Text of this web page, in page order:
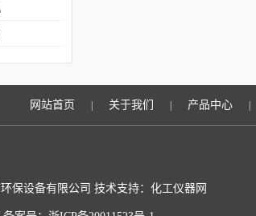
网站首页 关于我们 产品中心
保设备有限公司 技术支持： 化工仪器网